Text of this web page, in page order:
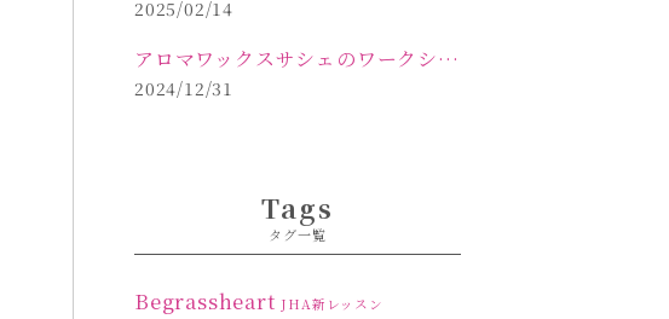
2025/02/14
アロマワックスサシェのワークショップinPOLA中込原店ご報告【佐久市 キャンドル サシェ】
2024/12/31
Tags
タグ一覧
Begrassheart JHA新レッスン